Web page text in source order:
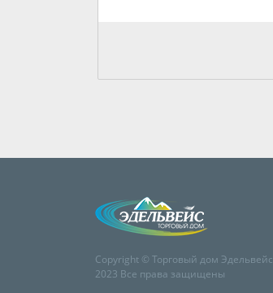
Copyright © Торговый дом Эдельвейс
2023 Все права защищены